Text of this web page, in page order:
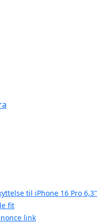
til iPhone 16 Pro 6,3"
fit
link